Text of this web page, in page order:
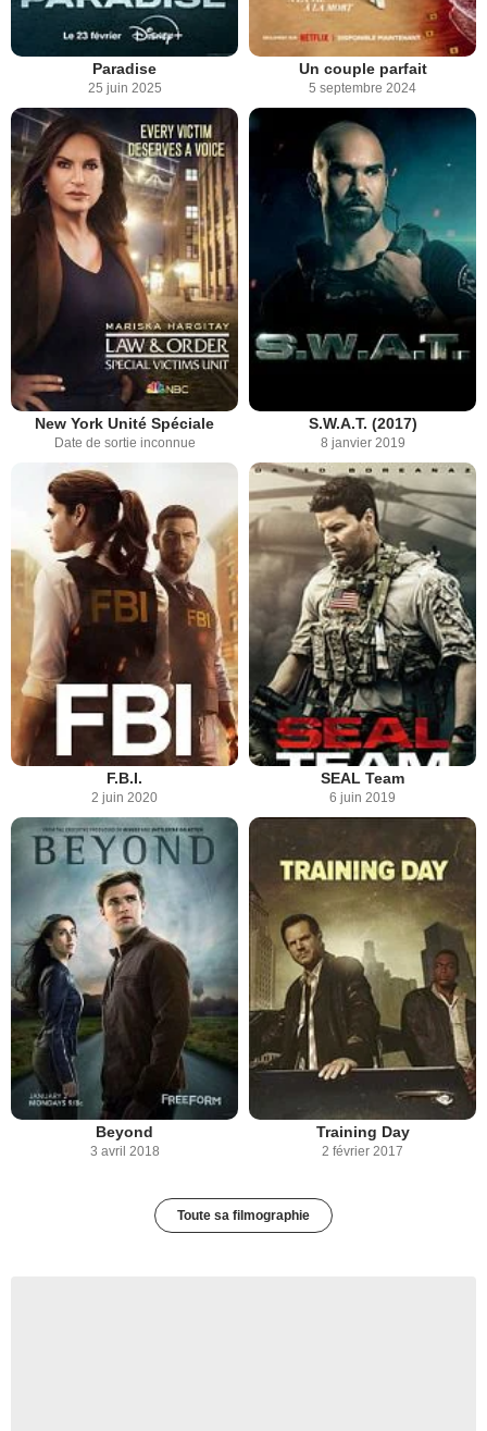
Paradise
25 juin 2025
Un couple parfait
5 septembre 2024
New York Unité Spéciale
Date de sortie inconnue
S.W.A.T. (2017)
8 janvier 2019
F.B.I.
2 juin 2020
SEAL Team
6 juin 2019
Beyond
3 avril 2018
Training Day
2 février 2017
Toute sa filmographie